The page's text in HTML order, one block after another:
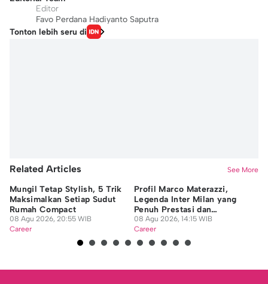
Editor
Favo Perdana Hadiyanto Saputra
Tonton lebih seru di
Related Articles See More
Mungil Tetap Stylish, 5 Trik
Maksimalkan Setiap Sudut
Rumah Compact
08 Agu 2026, 20:55 WIB
Career
Profil Marco Materazzi,
Legenda Inter Milan yang
Penuh Prestasi dan
Kontroversi
08 Agu 2026, 14:15 WIB
Career